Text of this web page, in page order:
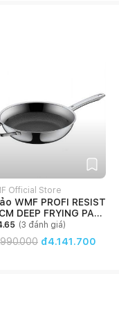
Official Store
WMF PROFI RESIST
DEEP FRYING PAN
(3 đánh giá)
đ4.141.700